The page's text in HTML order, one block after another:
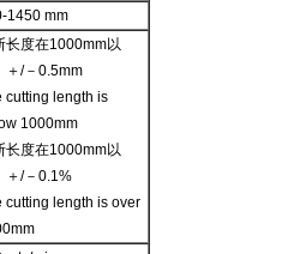
1450 mm
长度在1000mm以
＋/－0.5mm
cutting length is
1000mm
长度在1000mm以
＋/－0.1%
cutting length is over